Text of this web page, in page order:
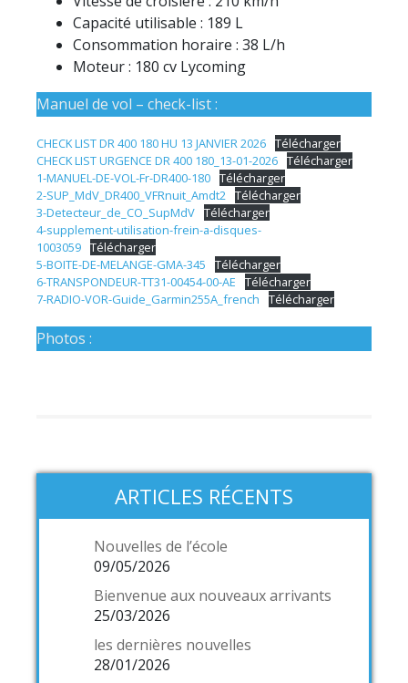
Capacité utilisable : 189 L
Consommation horaire : 38 L/h
Moteur : 180 cv Lycoming
Manuel de vol – check-list :
CHECK LIST DR 400 180 HU 13 JANVIER 2026 Télécharger
CHECK LIST URGENCE DR 400 180_13-01-2026 Télécharger
1-MANUEL-DE-VOL-Fr-DR400-180 Télécharger
2-SUP_MdV_DR400_VFRnuit_Amdt2 Télécharger
3-Detecteur_de_CO_SupMdV Télécharger
4-supplement-utilisation-frein-a-disques-
1003059 Télécharger
5-BOITE-DE-MELANGE-GMA-345
Télécharger
6-TRANSPONDEUR-TT31-00454-00-AE
Télécharger
7-RADIO-VOR-Guide_Garmin255A_french
Télécharger
Photos :
ARTICLES RÉCENTS
Nouvelles de l’école
09/05/2026
Bienvenue aux nouveaux arrivants
25/03/2026
les dernières nouvelles
28/01/2026